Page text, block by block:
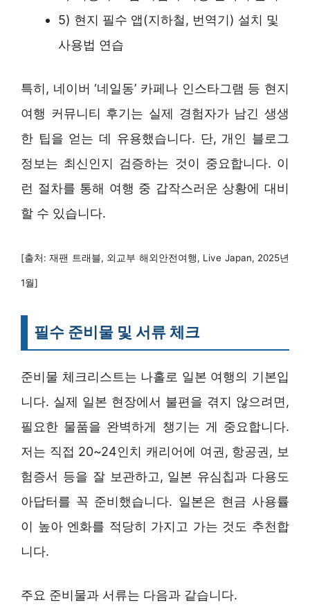
5) 현지 필수 앱(지하철, 번역기) 설치 및
사용법 연습
특히, 네이버 ‘네일동’ 카페나 인스타그램 등 현지
여행 커뮤니티 후기는 실제 경험자가 남긴 생생
한 팁을 얻는 데 유용했습니다. 단, 개인 블로그
정보는 최신인지 검증하는 것이 중요합니다. 이
런 절차를 통해 여행 중 갑작스러운 상황에 대비
할 수 있습니다.
[출처: 재팬 트래블, 외교부 해외안전여행, Live Japan, 2025년
1월]
필수 준비물 및 서류 체크
준비물 체크리스트는 나홀로 일본 여행의 기본입
니다. 실제 일본 현장에서 불편을 겪지 않으려면,
필요한 물품을 완벽하게 챙기는 게 중요합니다.
저는 직접 20~24인치 캐리어에 여권, 항공권, 보
험증서 등을 잘 보관하고, 일본 유심칩과 다용도
아답터를 꼭 준비했습니다. 일본은 현금 사용률
이 높아 엔화를 적당히 가지고 가는 것도 추천합
니다.
주요 준비물과 서류는 다음과 같습니다.